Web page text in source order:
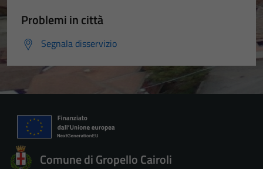
Problemi in città
Segnala disservizio
Comune di Gropello Cairoli